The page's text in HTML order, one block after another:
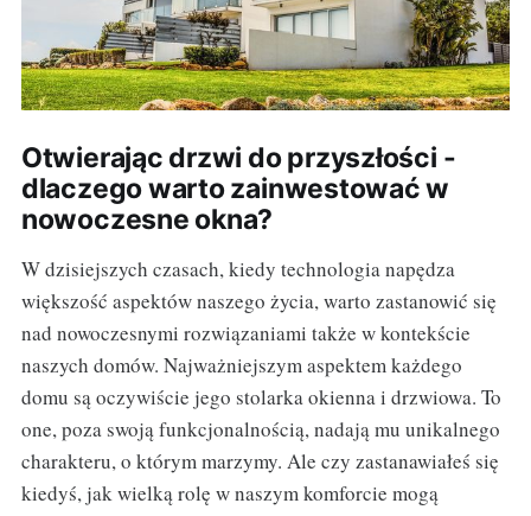
Otwierając drzwi do przyszłości -
dlaczego warto zainwestować w
nowoczesne okna?
W dzisiejszych czasach, kiedy technologia napędza
większość aspektów naszego życia, warto zastanowić się
nad nowoczesnymi rozwiązaniami także w kontekście
naszych domów. Najważniejszym aspektem każdego
domu są oczywiście jego stolarka okienna i drzwiowa. To
one, poza swoją funkcjonalnością, nadają mu unikalnego
charakteru, o którym marzymy. Ale czy zastanawiałeś się
kiedyś, jak wielką rolę w naszym komforcie mogą